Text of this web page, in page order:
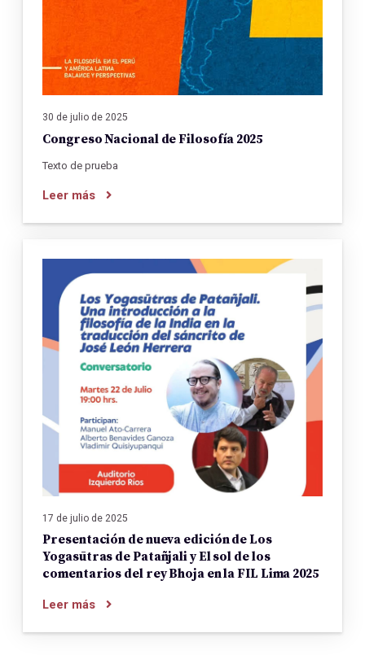
30 de julio de 2025
Congreso Nacional de Filosofía 2025
Texto de prueba
Leer más
17 de julio de 2025
Presentación de nueva edición de Los
Yogasūtras de Patañjali y El sol de los
comentarios del rey Bhoja en la FIL Lima 2025
Leer más